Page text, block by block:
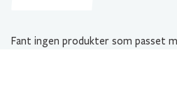
Fant ingen produkter som passet